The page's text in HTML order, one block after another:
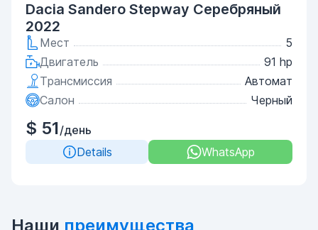
Dacia Sandero Stepway Серебряный
2022
Мест
5
Двигатель
91 hp
Трансмиссия
Автомат
Салон
Черный
$ 51/день
Details
WhatsApp
Наши преимущества